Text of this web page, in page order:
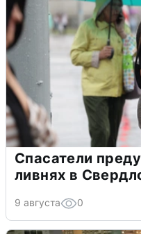
Спасатели
ливнях в
9 августа 0